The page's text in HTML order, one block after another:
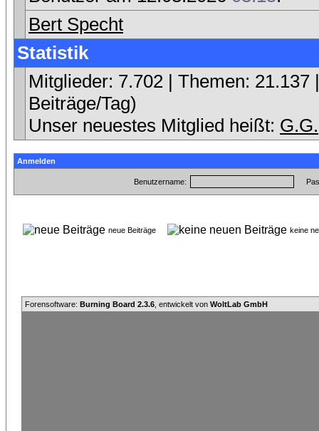
Bert Specht
Statistik
Mitglieder: 7.702 | Themen:
Beiträge/Tag)
Unser neuestes Mitglied heißt: G.G.
Anmelden
Benutzername:
neue Beiträge keine
Forensoftware: Burning Board 2.3.6 , entwickelt von WoltLab GmbH